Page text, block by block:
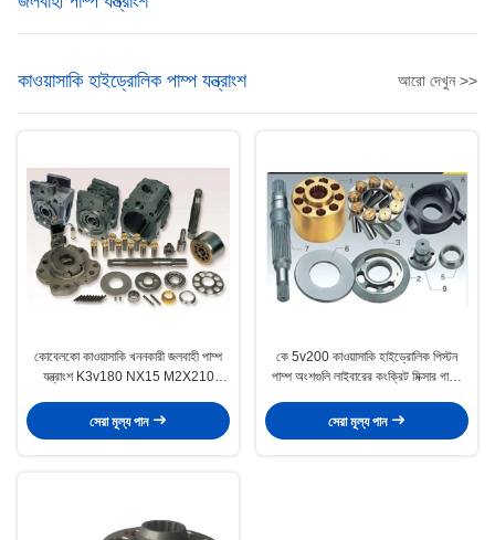
কাওয়াসাকি হাইড্রোলিক পাম্প যন্ত্রাংশ আরো দেখুন >>
কোবেলকো কাওয়াসাকি খননকারী জলবাহী পাম্প
যন্ত্রাংশ K3v180 NX15 M2X210
সেরা মূল্য পান
কে 5v200 কাওয়াসাকি হাইড্রোলিক পিস্টন
পাম্প অংশগুলি লাইবারের কংক্রিট মিক্সার গাড়ির
সেরা মূল্য পান